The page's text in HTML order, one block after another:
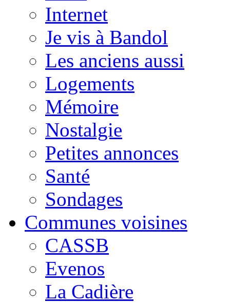
Internet
Je vis à Bandol
Les anciens aussi
Logements
Mémoire
Nostalgie
Petites annonces
Santé
Sondages
Communes voisines
CASSB
Evenos
La Cadière